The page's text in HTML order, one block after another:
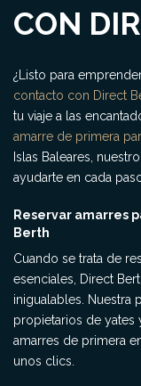
CON
¿Listo para
contacto con Direct
tu viaje a las
amarre de primera
Islas Baleares,
ayudarte en cada
Reservar amarres
Berth
Cuando se trata de
esenciales, Direct
inigualables. Nuestra
propietarios de yates
amarres de primera
unos clics.